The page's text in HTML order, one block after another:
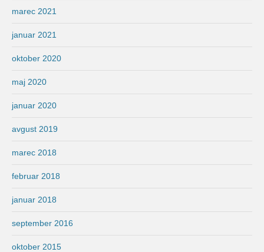
marec 2021
januar 2021
oktober 2020
maj 2020
januar 2020
avgust 2019
marec 2018
februar 2018
januar 2018
september 2016
oktober 2015